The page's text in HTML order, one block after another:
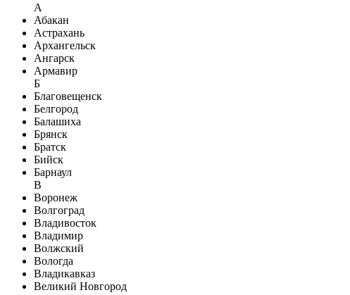
А
Абакан
Астрахань
Архангельск
Ангарск
Армавир
Б
Благовещенск
Белгород
Балашиха
Брянск
Братск
Бийск
Барнаул
В
Воронеж
Волгоград
Владивосток
Владимир
Волжский
Вологда
Владикавказ
Великий Новгород